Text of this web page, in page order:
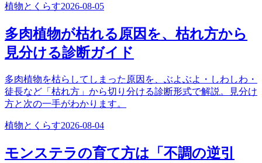
植物とくらす2026-08-05
多肉植物が枯れる原因を、枯れ方から
見分ける診断ガイド
多肉植物を枯らしてしまった原因を、ぶよぶよ・しわしわ・
徒長など「枯れ方」から切り分ける診断形式で解説。見分け
方と次の一手がわかります。
植物とくらす2026-08-04
モンステラの育て方は「不調の逆引